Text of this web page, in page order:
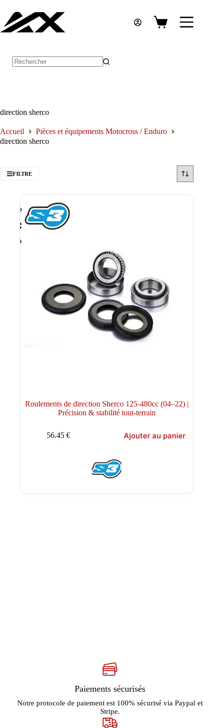
contenu
Panier
direction sherco
Accueil
Pièces et équipements Motocross / Enduro
direction sherco
FILTRE
Roulements de direction Sherco 125-480cc (04–22) |
Précision & stabilité tout-terrain
56.45€ Ajouter au panier
Paiements sécurisés
Notre protocole de paiement est 100% sécurisé via Paypal et
Stripe.